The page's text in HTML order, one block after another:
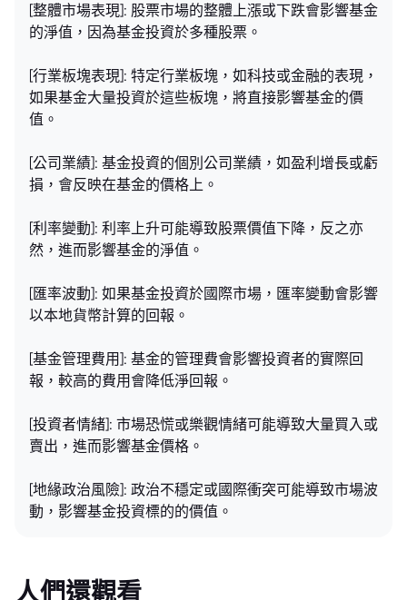
[整體市場表現]: 股票市場的整體上漲或下跌會影響基金
的淨值，因為基金投資於多種股票。
[行業板塊表現]: 特定行業板塊，如科技或金融的表現，
如果基金大量投資於這些板塊，將直接影響基金的價
值。
[公司業績]: 基金投資的個別公司業績，如盈利增長或虧
損，會反映在基金的價格上。
[利率變動]: 利率上升可能導致股票價值下降，反之亦
然，進而影響基金的淨值。
[匯率波動]: 如果基金投資於國際市場，匯率變動會影響
以本地貨幣計算的回報。
[基金管理費用]: 基金的管理費會影響投資者的實際回
報，較高的費用會降低淨回報。
[投資者情緒]: 市場恐慌或樂觀情緒可能導致大量買入或
賣出，進而影響基金價格。
[地緣政治風險]: 政治不穩定或國際衝突可能導致市場波
動，影響基金投資標的的價值。
人們還觀看